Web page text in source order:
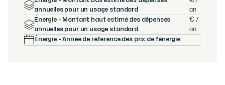
annuelles pour un usage standard
an
Énergie - Montant haut estimé des dépenses
annuelles pour un usage standard
€ /
an
Énergie - Année de référence des prix de l'énergie